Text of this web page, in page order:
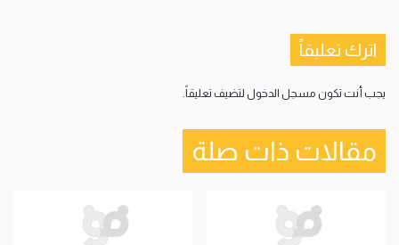
اترك تعليقاً
يجب أنت تكون مسجل الدخول لتضيف تعليقاً.
مقالات ذات صلة